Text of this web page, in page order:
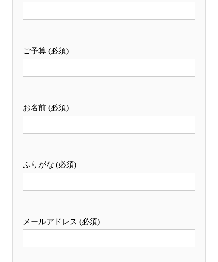
ご予算 (必須)
お名前 (必須)
ふりがな (必須)
メールアドレス (必須)